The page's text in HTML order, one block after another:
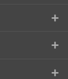
+
+
+